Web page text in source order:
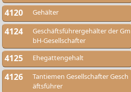
4120 Gehälter
4124
Geschäftsführergehälter der Gm
bH-Gesellschafter
4125 Ehegattengehalt
4126
Tantiemen Gesellschafter Gesch
äftsführer